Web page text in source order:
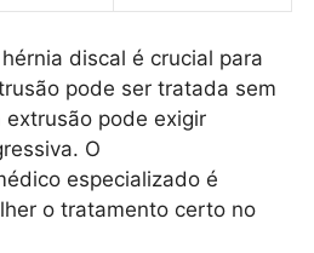
discal é crucial para
pode ser tratada sem
pode exigir
O
especializado é
o tratamento certo no